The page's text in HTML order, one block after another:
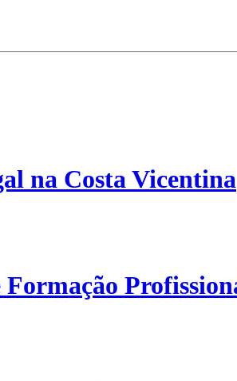
na Costa Vicentina